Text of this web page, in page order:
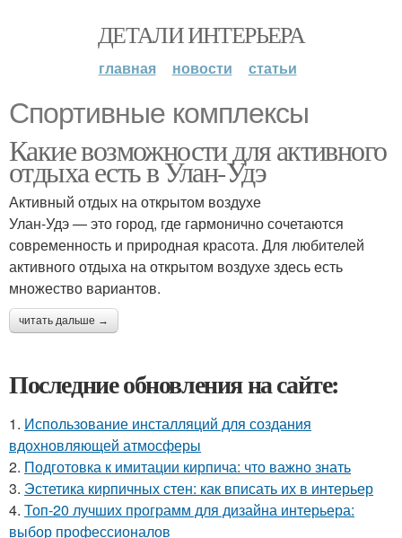
ДЕТАЛИ ИНТЕРЬЕРА
главная новости статьи
Спортивные комплексы
Какие возможности для активного
отдыха есть в Улан-Удэ
Активный отдых на открытом воздухе
Улан-Удэ — это город, где гармонично сочетаются
современность и природная красота. Для любителей
активного отдыха на открытом воздухе здесь есть
множество вариантов.
читать дальше →
Последние обновления на сайте:
1. Использование инсталляций для создания
вдохновляющей атмосферы
2. Подготовка к имитации кирпича: что важно знать
3. Эстетика кирпичных стен: как вписать их в интерьер
4. Топ-20 лучших программ для дизайна интерьера:
выбор профессионалов